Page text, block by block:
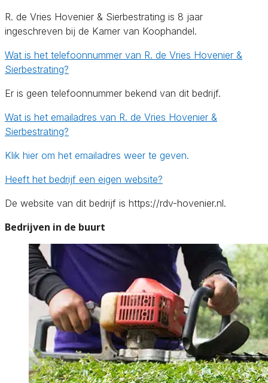
R. de Vries Hovenier & Sierbestrating is 8 jaar
ingeschreven bij de Kamer van Koophandel.
Wat is het telefoonnummer van R. de Vries Hovenier &
Sierbestrating?
Er is geen telefoonnummer bekend van dit bedrijf.
Wat is het emailadres van R. de Vries Hovenier &
Sierbestrating?
Klik hier om het emailadres weer te geven.
Heeft het bedrijf een eigen website?
De website van dit bedrijf is https://rdv-hovenier.nl.
Bedrijven in de buurt